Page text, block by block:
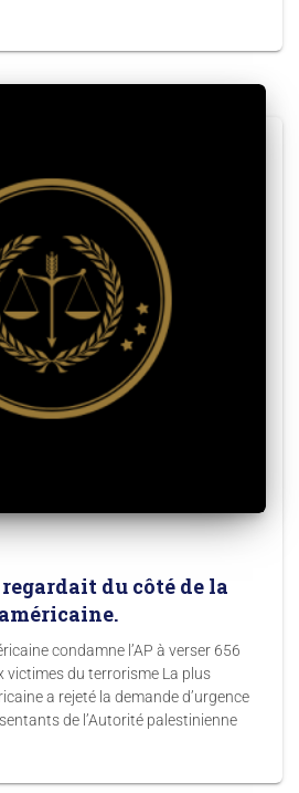
du côté de la
condamne l’AP à verser 656
victimes du terrorisme La plus
a rejeté la demande d’urgence
de l’Autorité palestinienne